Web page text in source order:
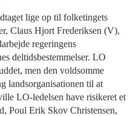
lige op til folketingets
Claus Hjort Frederiksen (V),
regeringens
deltidsbestemmelser. LO
men den voldsomme
landsorganisationen til at
LO-ledelsen have risikeret et
Poul Erik Skov Christensen,